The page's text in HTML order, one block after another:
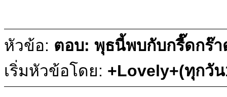
หัวข้อ: ตอบ: พุธนี้พบกับกรี๊ดกร๊า
เริ่มหัวข้อโดย: +Lovely+(ทุกวั